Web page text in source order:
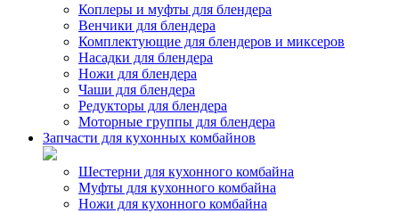
Коплеры и муфты для блендера
Венчики для блендера
Комплектующие для блендеров и миксеров
Насадки для блендера
Ножи для блендера
Чаши для блендера
Редукторы для блендера
Моторные группы для блендера
Запчасти для кухонных комбайнов
Шестерни для кухонного комбайна
Муфты для кухонного комбайна
Ножи для кухонного комбайна